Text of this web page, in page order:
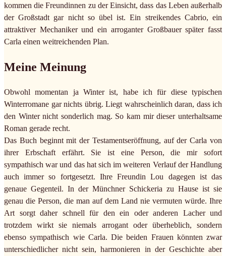
kommen die Freundinnen zu der Einsicht, dass das Leben außerhalb
der Großstadt gar nicht so übel ist. Ein streikendes Cabrio, ein
attraktiver Mechaniker und ein arroganter Großbauer später fasst
Carla einen weitreichenden Plan.
Meine Meinung
Obwohl momentan ja Winter ist, habe ich für diese typischen
Winterromane gar nichts übrig. Liegt wahrscheinlich daran, dass ich
den Winter nicht sonderlich mag. So kam mir dieser unterhaltsame
Roman gerade recht.
Das Buch beginnt mit der Testamentseröffnung, auf der Carla von
ihrer Erbschaft erfährt. Sie ist eine Person, die mir sofort
sympathisch war und das hat sich im weiteren Verlauf der Handlung
auch immer so fortgesetzt. Ihre Freundin Lou dagegen ist das
genaue Gegenteil. In der Münchner Schickeria zu Hause ist sie
genau die Person, die man auf dem Land nie vermuten würde. Ihre
Art sorgt daher schnell für den ein oder anderen Lacher und
trotzdem wirkt sie niemals arrogant oder überheblich, sondern
ebenso sympathisch wie Carla. Die beiden Frauen könnten zwar
unterschiedlicher nicht sein, harmonieren in der Geschichte aber